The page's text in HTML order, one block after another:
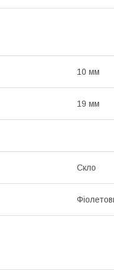
10 мм
19 мм
Скло